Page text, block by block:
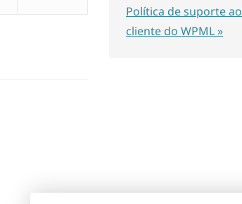
Política de suporte ao
cliente do WPML »